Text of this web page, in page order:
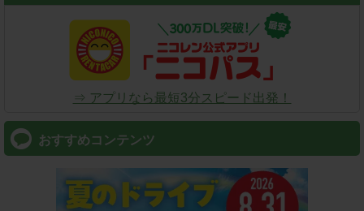
⇒ アプリなら最短3分スピード出発！
おすすめコンテンツ